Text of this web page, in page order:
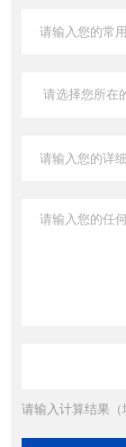
请输入计算结果